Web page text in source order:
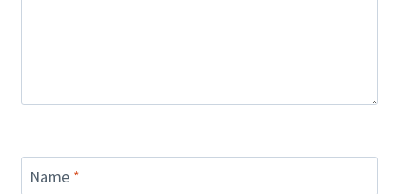
Name *